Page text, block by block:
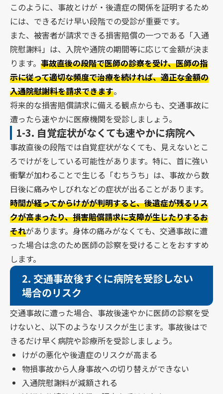
このように、事故とけが・後遺症の関係を証明するため
には、できるだけ早い段階での受診が重要です。
また、被害者が請求できる損害賠償の一つである「入通
院慰謝料」は、入院や通院の期間等に応じて金額が決ま
ります。事故直後の段階で医師の診察を受け、医師の指
示に従って適切な頻度で治療を続ければ、適正な金額の
入通院慰謝料を請求できます。
将来的な損害賠償請求に備える観点からも、交通事故に
遭ったら速やかに医療機関を受診しましょう。
1-3. 自覚症状がなくても速やかに病院へ
事故直後の段階では自覚症状がなくても、見えないとこ
ろでけがをしている可能性があります。特に、首に強い
衝撃が加わることで生じる「むちうち」は、事故から数
日後に痛みやしびれなどの症状が出ることがあります。
時間が経ってからけがが判明すると、後遺症が残るリス
クが高まったり、損害賠償請求に支障が生じたりするお
それがあります。身体の痛みがなくても、交通事故に遭
った場合は念のため医師の診察を受けることをおすすめ
します。
2. 交通事故後すぐに病院を受診しない
場合のリスク
交通事故に遭った場合、事故後速やかに医師の診察を受
けないと、以下のようなリスクが生じます。事故後はで
きるだけ早く病院や診療所を受診しましょう。
けがの悪化や後遺症のリスクが高まる
物損事故から人身事故への切り替えができない
入通院慰謝料が減額される